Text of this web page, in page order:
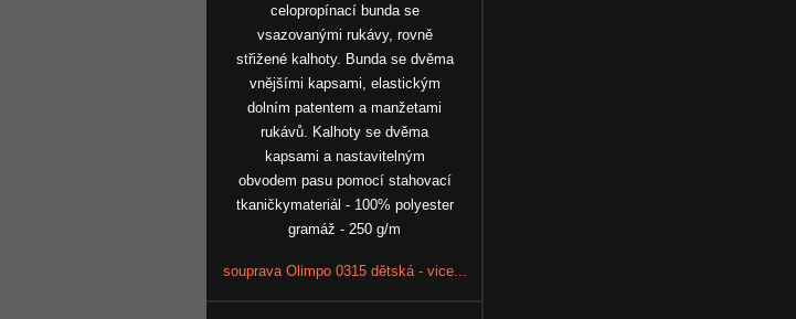
celopropínací bunda se
vsazovanými rukávy, rovně
střižené kalhoty. Bunda se dvěma
vnějšími kapsami, elastickým
dolním patentem a manžetami
rukávů. Kalhoty se dvěma
kapsami a nastavitelným
obvodem pasu pomocí stahovací
tkaničkymateriál - 100% polyester
gramáž - 250 g/m
souprava Olimpo 0315 dětská - vice...